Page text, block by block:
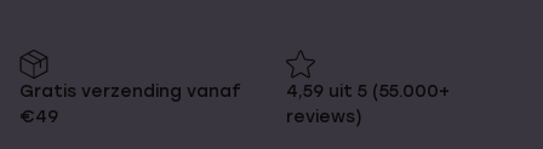
Gratis verzending vanaf
€49
4,59 uit 5 (55.000+
reviews)